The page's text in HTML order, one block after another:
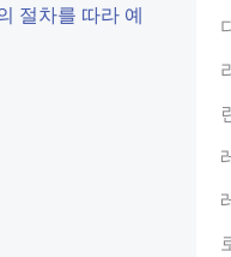
절차를 따라 예